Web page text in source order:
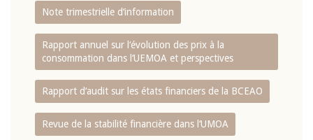
Note trimestrielle d‘information
Rapport annuel sur l‘évolution des prix à la
consommation dans l‘UEMOA et perspectives
Rapport d‘audit sur les états financiers de la BCEAO
Revue de la stabilité financière dans l‘UMOA